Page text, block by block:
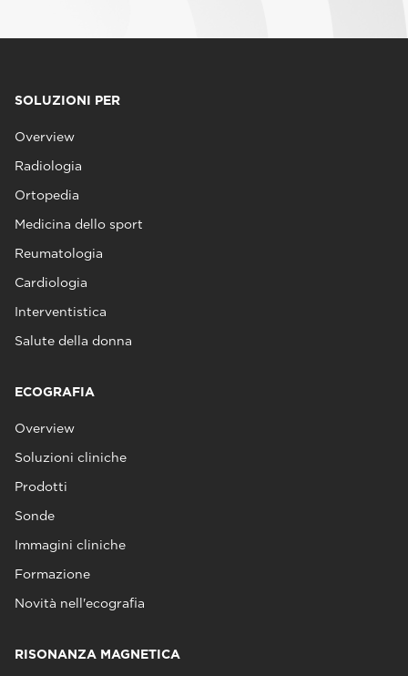
SOLUZIONI PER
Overview
Radiologia
Ortopedia
Medicina dello sport
Reumatologia
Cardiologia
Interventistica
Salute della donna
ECOGRAFIA
Overview
Soluzioni cliniche
Prodotti
Sonde
Immagini cliniche
Formazione
Novità nell'ecografia
RISONANZA MAGNETICA